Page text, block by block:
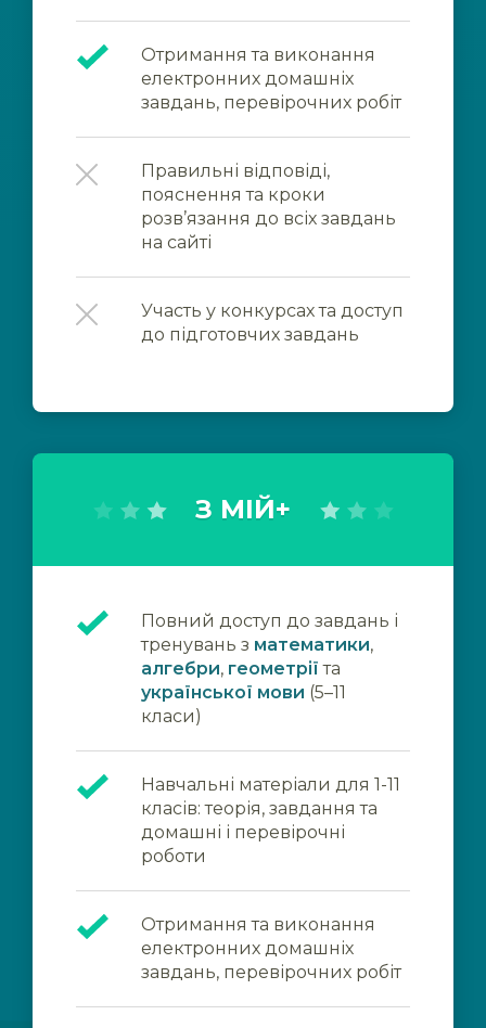
Отримання та виконання
електронних домашніх
завдань, перевірочних робіт
Правильні відповіді,
пояснення та кроки
розв’язання до всіх завдань
на сайті
Участь у конкурсах та доступ
до підготовчих завдань
З МІЙ+
Повний доступ до завдань і
тренувань з математики,
алгебри, геометрії та
української мови (5–11
класи)
Навчальні матеріали для 1-11
класів: теорія, завдання та
домашні і перевірочні
роботи
Отримання та виконання
електронних домашніх
завдань, перевірочних робіт